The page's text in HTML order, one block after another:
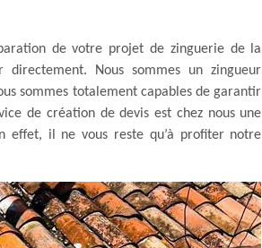
de votre projet de zinguerie de la
Nous sommes un zingueur
sommes totalement capables de garantir
de création de devis est chez nous une
effet, il ne vous reste qu’à profiter notre